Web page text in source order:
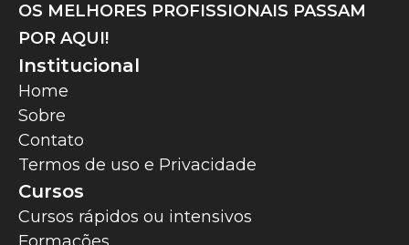
OS MELHORES PROFISSIONAIS PASSAM
POR AQUI!
Institucional
Home
Sobre
Contato
Termos de uso e Privacidade
Cursos
Cursos rápidos ou intensivos